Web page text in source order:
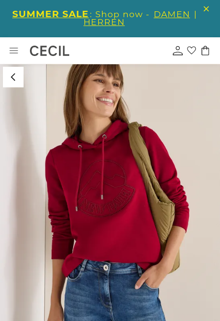
SUMMER SALE : Shop now - DAMEN |
HERREN